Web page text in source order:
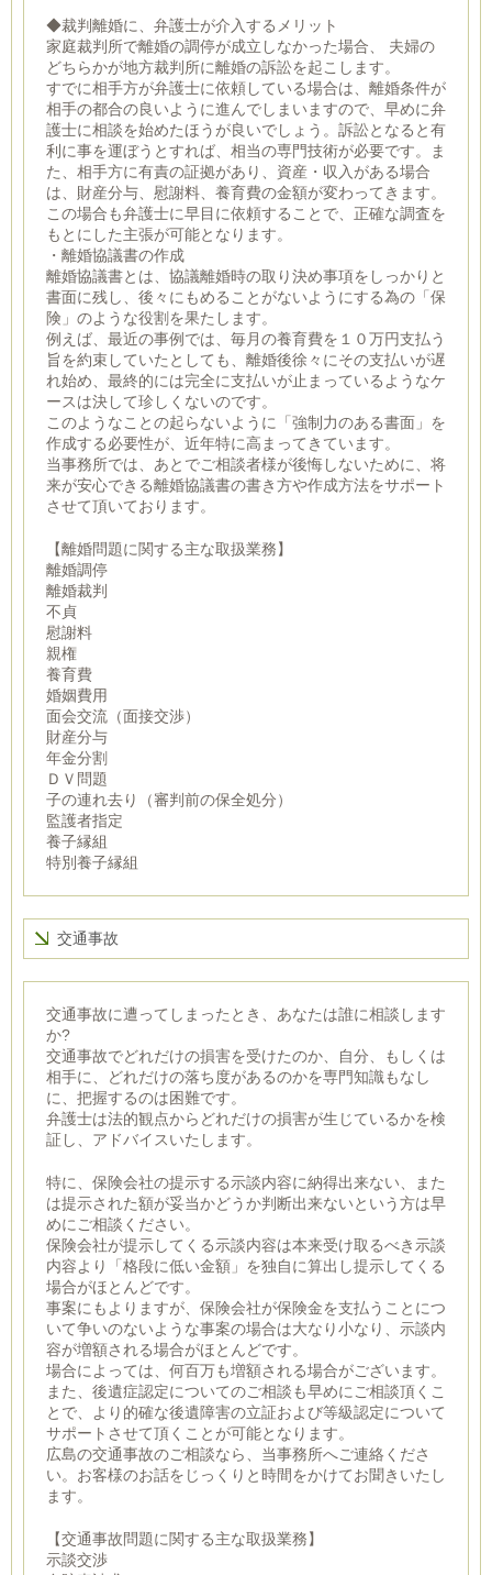
◆裁判離婚に、弁護士が介入するメリット
家庭裁判所で離婚の調停が成立しなかった場合、 夫婦の
どちらかが地方裁判所に離婚の訴訟を起こします。
すでに相手方が弁護士に依頼している場合は、離婚条件が
相手の都合の良いように進んでしまいますので、早めに弁
護士に相談を始めたほうが良いでしょう。訴訟となると有
利に事を運ぼうとすれば、相当の専門技術が必要です。ま
た、相手方に有責の証拠があり、資産・収入がある場合
は、財産分与、慰謝料、養育費の金額が変わってきます。
この場合も弁護士に早目に依頼することで、正確な調査を
もとにした主張が可能となります。
・離婚協議書の作成
離婚協議書とは、協議離婚時の取り決め事項をしっかりと
書面に残し、後々にもめることがないようにする為の「保
険」のような役割を果たします。
例えば、最近の事例では、毎月の養育費を１０万円支払う
旨を約束していたとしても、離婚後徐々にその支払いが遅
れ始め、最終的には完全に支払いが止まっているようなケ
ースは決して珍しくないのです。
このようなことの起らないように「強制力のある書面」を
作成する必要性が、近年特に高まってきています。
当事務所では、あとでご相談者様が後悔しないために、将
来が安心できる離婚協議書の書き方や作成方法をサポート
させて頂いております。
【離婚問題に関する主な取扱業務】
離婚調停
離婚裁判
不貞
慰謝料
親権
養育費
婚姻費用
面会交流（面接交渉）
財産分与
年金分割
ＤＶ問題
子の連れ去り（審判前の保全処分）
監護者指定
養子縁組
特別養子縁組
交通事故
交通事故に遭ってしまったとき、あなたは誰に相談します
か?
交通事故でどれだけの損害を受けたのか、自分、もしくは
相手に、どれだけの落ち度があるのかを専門知識もなし
に、把握するのは困難です。
弁護士は法的観点からどれだけの損害が生じているかを検
証し、アドバイスいたします。
特に、保険会社の提示する示談内容に納得出来ない、また
は提示された額が妥当かどうか判断出来ないという方は早
めにご相談ください。
保険会社が提示してくる示談内容は本来受け取るべき示談
内容より「格段に低い金額」を独自に算出し提示してくる
場合がほとんどです。
事案にもよりますが、保険会社が保険金を支払うことにつ
いて争いのないような事案の場合は大なり小なり、示談内
容が増額される場合がほとんどです。
場合によっては、何百万も増額される場合がございます。
また、後遺症認定についてのご相談も早めにご相談頂くこ
とで、より的確な後遺障害の立証および等級認定について
サポートさせて頂くことが可能となります。
広島の交通事故のご相談なら、当事務所へご連絡くださ
い。お客様のお話をじっくりと時間をかけてお聞きいたし
ます。
【交通事故問題に関する主な取扱業務】
示談交渉